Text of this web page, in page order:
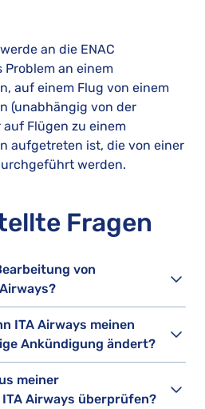
an die ENAC
an einem
auf einem Flug von einem
(unabhängig von der
Flügen zu einem
aufgetreten ist, die von einer
werden.
Fragen
von
ITA Airways meinen
Ankündigung ändert?
meiner
Airways überprüfen?